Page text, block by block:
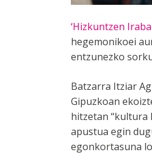
‘Hizkuntzen
hegemonikoei
entzunezko
Batzarra Itziar
Gipuzkoan
hitzetan “kultura
apustua egin
egonkortasuna